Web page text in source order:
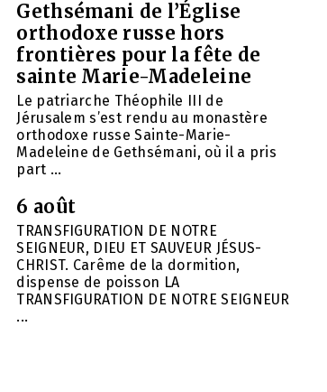
Gethsémani de l’Église
orthodoxe russe hors
frontières pour la fête de
sainte Marie-Madeleine
Le patriarche Théophile III de
Jérusalem s’est rendu au monastère
orthodoxe russe Sainte-Marie-
Madeleine de Gethsémani, où il a pris
part ...
6 août
TRANSFIGURATION DE NOTRE
SEIGNEUR, DIEU ET SAUVEUR JÉSUS-
CHRIST. Carême de la dormition,
dispense de poisson LA
TRANSFIGURATION DE NOTRE SEIGNEUR
...